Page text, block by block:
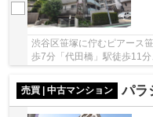
渋谷区笹塚に佇むピアース
歩7分「代田橋」駅徒歩11
売買 | 中古マンション
パラ